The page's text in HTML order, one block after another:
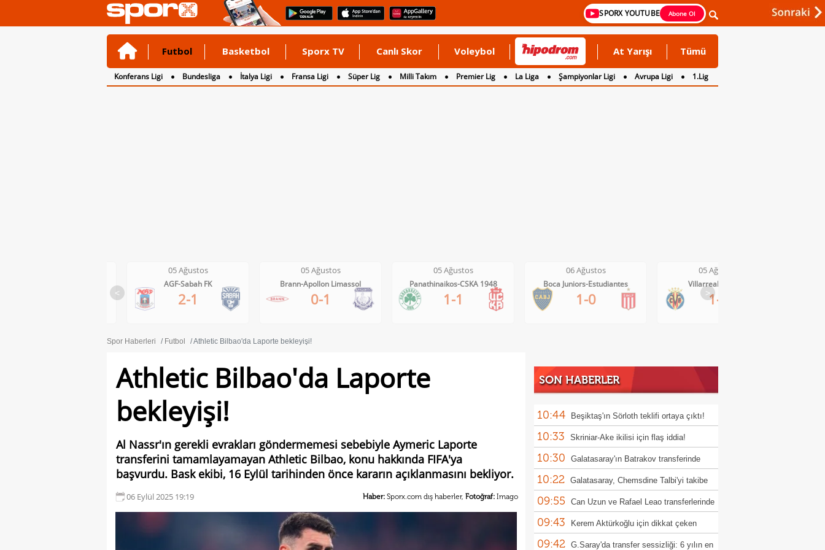
SPORX YOUTUBE Abone Ol
Futbol Basketbol Sporx TV Canlı Skor Voleybol At Yarışı Tümü
Konferans Ligi Bundesliga İtalya Ligi Fransa Ligi Süper Lig Milli Takım Premier Lig La Liga Şampiyonlar Ligi Avrupa Ligi
1.Lig
2. Lig
3. Lig
<
05 Ağustos
Brann-Apollon Limassol
0-1
05 Ağustos
Panathinaikos-CSKA 1948
1-1
06 Ağustos
Boca Juniors-Estudiantes
1-0
05 Ağustos
Villarreal-Levante
1-0
05 Ağustos
AC Milan-Inter
1-1
>
Spor Haberleri Futbol Athletic Bilbao'da Laporte bekleyişi!
Athletic Bilbao'da Laporte
bekleyişi!
Al Nassr'ın gerekli evrakları göndermemesi sebebiyle Aymeric Laporte
transferini tamamlayamayan Athletic Bilbao, konu hakkında FIFA'ya
başvurdu. Bask ekibi, 16 Eylül tarihinden önce kararın açıklanmasını bekliyor.
06 Eylül 2025 19:19 Haber: Sporx.com dış haberler, Fotoğraf: Imago
SON HABERLER
10:44 Beşiktaş'ın Sörloth teklifi ortaya çıktı!
10:33 Skriniar-Ake ikilisi için flaş iddia!
10:30 Galatasaray'ın Batrakov transferinde
menajerlik krizi!
10:22 Galatasaray, Chemsdine Talbi'yi takibe
aldı
09:55 Can Uzun ve Rafael Leao transferlerinde
teklifini sundu
09:43 Kerem Aktürkoğlu için dikkat çeken
sözler!
09:42 G.Saray'da transfer sessizliği: 6 yılın en